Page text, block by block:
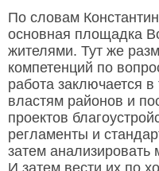
По словам
основная площадка
жителями. Тут же
компетенций по
работа заключается
властям районов и
проектов
регламенты и
затем анализировать
И затем вести их по